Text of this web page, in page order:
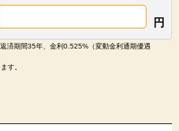
円
済期間35年、金利0.525%（変動金利通期優遇
す。